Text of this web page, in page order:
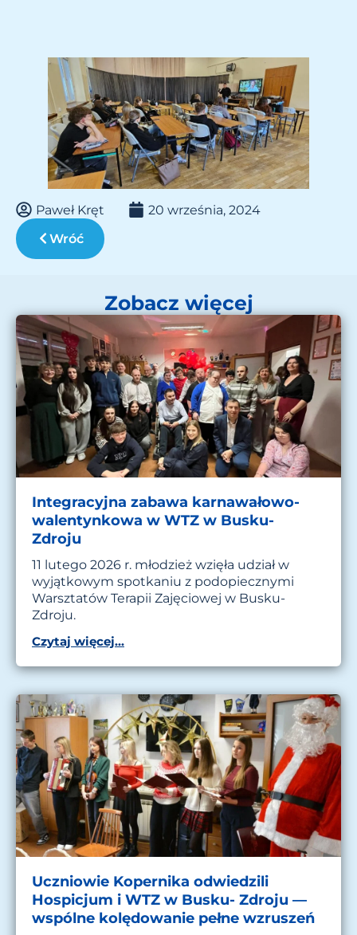
Paweł Kręt
20 września, 2024
Wróć
Zobacz więcej
Integracyjna zabawa karnawałowo-
walentynkowa w WTZ w Busku-
Zdroju
11 lutego 2026 r. młodzież wzięła udział w
wyjątkowym spotkaniu z podopiecznymi
Warsztatów Terapii Zajęciowej w Busku-
Zdroju.
Czytaj więcej...
Uczniowie Kopernika odwiedzili
Hospicjum i WTZ w Busku- Zdroju —
wspólne kolędowanie pełne wzruszeń